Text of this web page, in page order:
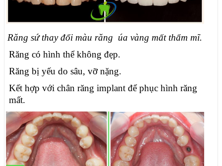
Răng sứ thay đổi màu răng úa vàng mất thẩm mĩ.
Răng có hình thể không đẹp.
Răng bị yếu do sâu, vỡ nặng.
Kết hợp với chân răng implant để phục hình răng
mất.